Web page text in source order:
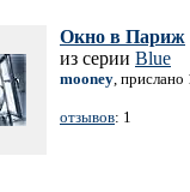
Окно в Париж
из серии Blue
mooney,
отзывов: 1